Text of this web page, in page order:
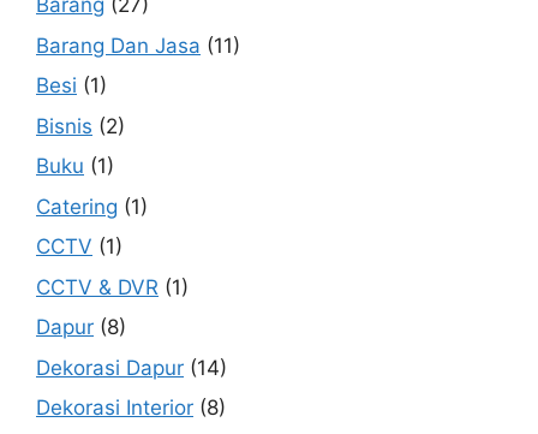
Barang (27)
Barang Dan Jasa (11)
Besi (1)
Bisnis (2)
Buku (1)
Catering (1)
CCTV (1)
CCTV & DVR (1)
Dapur (8)
Dekorasi Dapur (14)
Dekorasi Interior (8)